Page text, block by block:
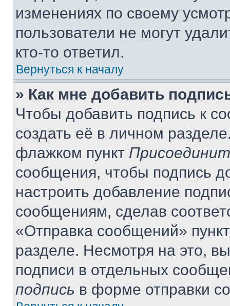
изменениях по своему
пользователи не могут
кто-то ответил.
Вернуться к началу
» Как мне добавить
Чтобы добавить подпись к
создать её в личном
флажком пункт
сообщения, чтобы подпись
настроить добавление
сообщениям, сделав
«Отправка сообщений»
разделе. Несмотря на это,
подписи в отдельных
подпись в форме отправки